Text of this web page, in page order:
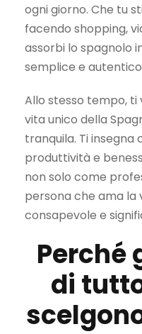
ogni giorno. Che tu
facendo shopping,
assorbi lo spagnolo
semplice e
Allo stesso tempo,
vita unico della
tranquila. Ti insegna
produttività e
non solo come
persona che ama la
consapevole e
Perché
di